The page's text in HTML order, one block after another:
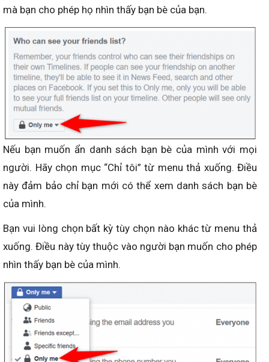
mà bạn cho phép họ nhìn thấy bạn bè của bạn.
Nếu bạn muốn ẩn danh sách bạn bè của mình với mọi
người. Hãy chọn mục “Chỉ tôi” từ menu thả xuống. Điều
này đảm bảo chỉ bạn mới có thể xem danh sách bạn bè
của mình.
Bạn vui lòng chọn bất kỳ tùy chọn nào khác từ menu thả
xuống. Điều này tùy thuộc vào người bạn muốn cho phép
nhìn thấy bạn bè của mình.